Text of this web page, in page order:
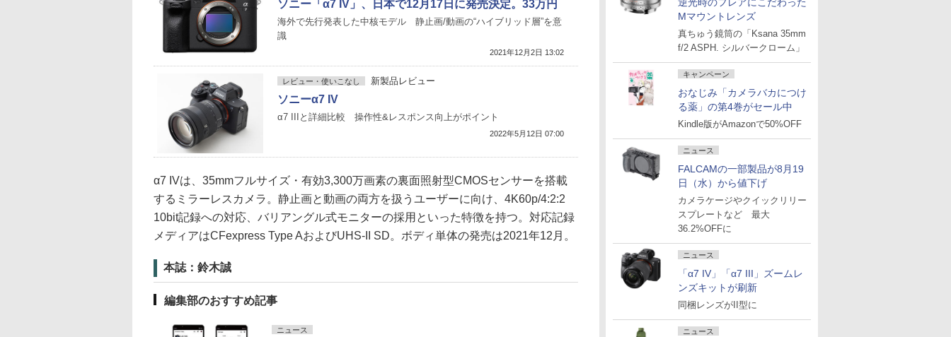
Mマウントレンズ
真ちゅう鏡筒の「Ksana 35mm
f/2 ASPH. シルバークローム」
キャンペーン
おなじみ「カメラバカにつけ
る薬」の第4巻がセール中
Kindle版がAmazonで50%OFF
ニュース
FALCAMの一部製品が8月19
日（水）から値下げ
カメラケージやクイックリリー
スプレートなど 最大
36.2%OFFに
ニュース
「α7 IV」「α7 III」ズームレ
ンズキットが刷新
同梱レンズがII型に
ニュース
ソニー「α7 IV」、日本で12月17日に発売決定。33万円
海外で先行発表した中核モデル 静止画/動画の“ハイブリッド層”を意
識
2021年12月2日 13:02
レビュー・使いこなし 新製品レビュー
ソニーα7 IV
α7 IIIと詳細比較 操作性&レスポンス向上がポイント
2022年5月12日 07:00
α7 IVは、35mmフルサイズ・有効3,300万画素の裏面照射型CMOSセンサーを搭載
するミラーレスカメラ。静止画と動画の両方を扱うユーザーに向け、4K60p/4:2:2
10bit記録への対応、バリアングル式モニターの採用といった特徴を持つ。対応記録
メディアはCFexpress Type AおよびUHS-II SD。ボディ単体の発売は2021年12月。
本誌：鈴木誠
編集部のおすすめ記事
ニュース